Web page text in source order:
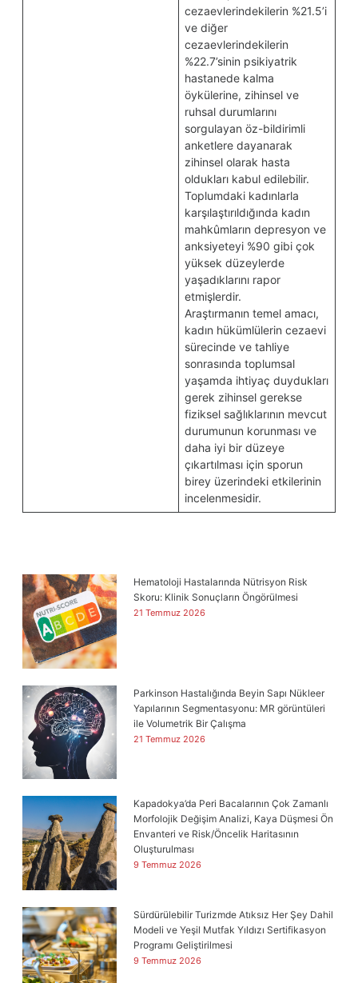
cezaevlerindekilerin %21.5’i
ve diğer
cezaevlerindekilerin
%22.7’sinin psikiyatrik
hastanede kalma
öykülerine, zihinsel ve
ruhsal durumlarını
sorgulayan öz-bildirimli
anketlere dayanarak
zihinsel olarak hasta
oldukları kabul edilebilir.
Toplumdaki kadınlarla
karşılaştırıldığında kadın
mahkûmların depresyon ve
anksiyeteyi %90 gibi çok
yüksek düzeylerde
yaşadıklarını rapor
etmişlerdir.
Araştırmanın temel amacı,
kadın hükümlülerin cezaevi
sürecinde ve tahliye
sonrasında toplumsal
yaşamda ihtiyaç duydukları
gerek zihinsel gerekse
fiziksel sağlıklarının mevcut
durumunun korunması ve
daha iyi bir düzeye
çıkartılması için sporun
birey üzerindeki etkilerinin
incelenmesidir.
Hematoloji Hastalarında Nütrisyon Risk
Skoru: Klinik Sonuçların Öngörülmesi
21 Temmuz 2026
Parkinson Hastalığında Beyin Sapı Nükleer
Yapılarının Segmentasyonu: MR görüntüleri
ile Volumetrik Bir Çalışma
21 Temmuz 2026
Kapadokya’da Peri Bacalarının Çok Zamanlı
Morfolojik Değişim Analizi, Kaya Düşmesi Ön
Envanteri ve Risk/Öncelik Haritasının
Oluşturulması
9 Temmuz 2026
Sürdürülebilir Turizmde Atıksız Her Şey Dahil
Modeli ve Yeşil Mutfak Yıldızı Sertifikasyon
Programı Geliştirilmesi
9 Temmuz 2026